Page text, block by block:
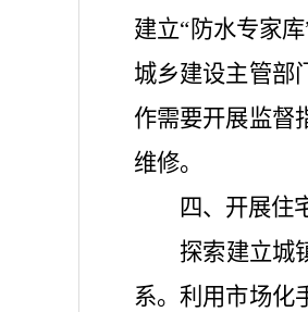
建立“防水专家
城乡建设主管部
作需要开展监督
维修。
四、开展住
探索建立城
系。利用市场化